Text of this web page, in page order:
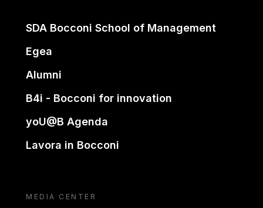
SDA Bocconi School of Management
Egea
Alumni
B4i - Bocconi for innovation
yoU@B Agenda
Lavora in Bocconi
MEDIA CENTER